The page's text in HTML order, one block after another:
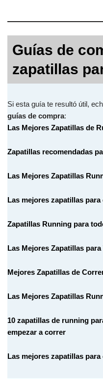
Guías de
zapatillas
Si esta guía te resultó útil,
guías de compra:
Las Mejores Zapatillas de
Zapatillas recomendadas
Las Mejores Zapatillas
Las mejores zapatillas
Zapatillas Running para
Las Mejores Zapatillas
Mejores Zapatillas de
Las Mejores Zapatillas
10 zapatillas de running
empezar a correr
Las mejores zapatillas